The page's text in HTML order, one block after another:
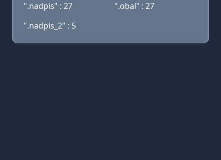
".nadpis" : 27
".obal" : 27
".nadpis_2" : 5